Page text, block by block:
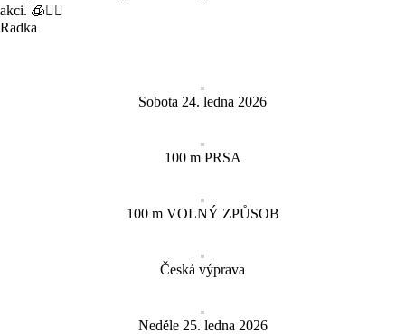
akci. 🧊🏊‍♂️
Radka
Sobota 24. ledna 2026
100 m PRSA
100 m VOLNÝ ZPŮSOB
Česká výprava
Neděle 25. ledna 2026